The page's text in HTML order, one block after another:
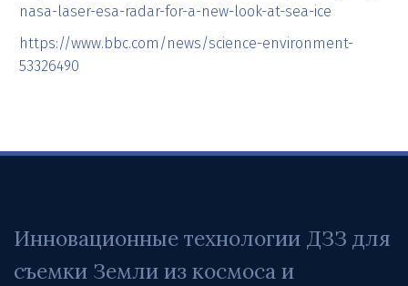
nasa-laser-esa-radar-for-a-new-look-at-sea-ice
https://www.bbc.com/news/science-environment-
53326490
Инновационные технологии ДЗЗ для
съемки Земли из космоса и